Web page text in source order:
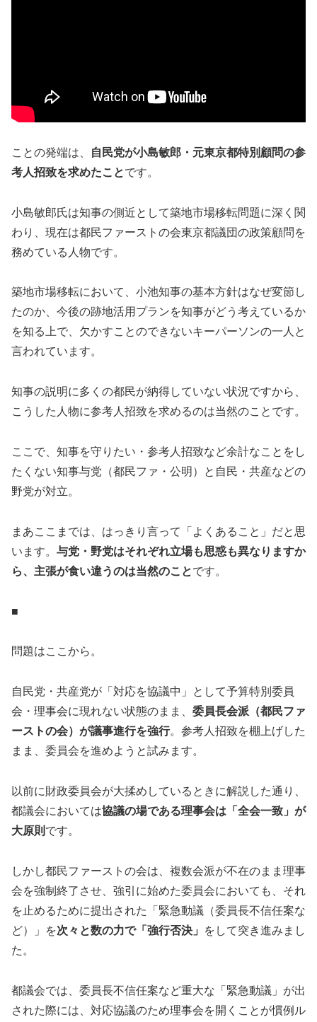
ことの発端は、
自民党が小島敏郎・元東京都特別顧問の参
考人招致を求めたことです。
小島敏郎氏は知事の側近として築地市場移転問題に深く関
わり、現在は都民ファーストの会東京都議団の政策顧問を
務めている人物です。
築地市場移転において、小池知事の基本方針はなぜ変節し
たのか、今後の跡地活用プランを知事がどう考えているか
を知る上で、欠かすことのできないキーパーソンの一人と
言われています。
知事の説明に多くの都民が納得していない状況ですから、
こうした人物に参考人招致を求めるのは当然のことです。
ここで、知事を守りたい・参考人招致など余計なことをし
たくない知事与党（都民ファ・公明）と自民・共産などの
野党が対立。
まあここまでは、はっきり言って「よくあること」だと思
います。 与党・野党はそれぞれ立場も思惑も異なりますか
ら、主張が食い違うのは当然のことです。
■
問題はここから。
自民党・共産党が「対応を協議中」として予算特別委員
会・理事会に現れない状態のまま、 委員長会派（都民ファ
ーストの会）が議事進行を強行。参考人招致を棚上げした
まま、委員会を進めようと試みます。
以前に財政委員会が大揉めしているときに解説した通り、
都議会においては協議の場である理事会は「全会一致」が
大原則 です。
しかし都民ファーストの会は、複数会派が不在のまま理事
会を強制終了させ、強引に始めた委員会においても、それ
を止めるために提出された「緊急動議（委員長不信任案な
ど）」を次々と数の力で「強行否決」
をして突き進みまし
た。
都議会では、委員長不信任案など重大な「緊急動議」が出
された際には、対応協議のため理事会を開くことが慣例ル